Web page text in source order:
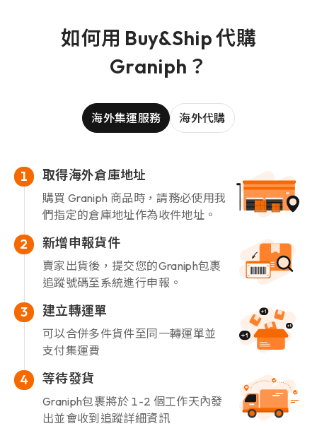
如何用 Buy&Ship 代購
Graniph？
海外集運服務 海外代購
1 取得海外倉庫地址
購買 Graniph 商品時，請務必使用我
們指定的倉庫地址作為收件地址。
2 新增申報貨件
賣家出貨後，提交您的Graniph包裹
追蹤號碼至系統進行申報。
3 建立轉運單
可以合併多件貨件至同一轉運單並
支付集運費
4 等待發貨
Graniph包裹將於 1-2 個工作天內發
出並會收到追蹤詳細資訊